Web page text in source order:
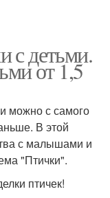
с детьми.
от 1,5
можно с самого
В этой
с малышами и
"Птички".
птичек!